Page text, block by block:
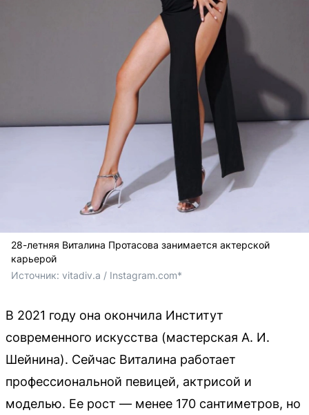
28-летняя Виталина Протасова занимается актерской
карьерой
Источник: vitadiv.a / Instagram.com*
В 2021 году она окончила Институт
современного искусства (мастерская А. И.
Шейнина). Сейчас Виталина работает
профессиональной певицей, актрисой и
моделью. Ее рост — менее 170 сантиметров, но